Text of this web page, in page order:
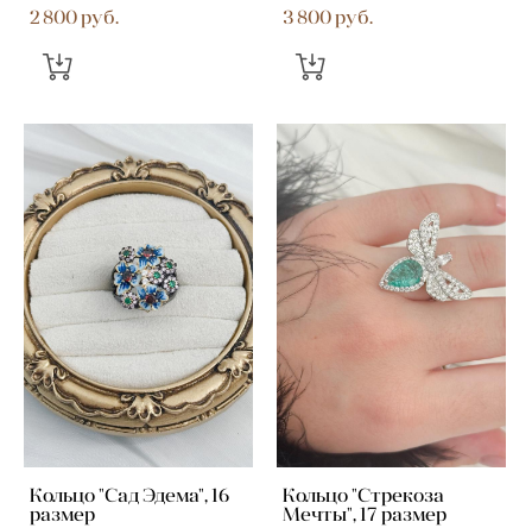
2 800 pуб.
3 800 pуб.
Кольцо "Сад Эдема", 16
размер
Кольцо "Стрекоза
Мечты", 17 размер